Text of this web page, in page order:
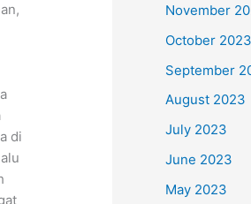
di
November
October 2023
September
August 2023
July 2023
June 2023
May 2023